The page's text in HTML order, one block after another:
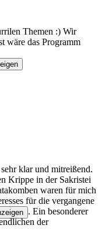
Themen :) Wir
wäre das Programm
klar und mitreißend.
Krippe in der Sakristei
waren für mich
für die vergangene
Ein besonderer
der